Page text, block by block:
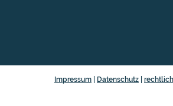
Impressum| Datenschutz|